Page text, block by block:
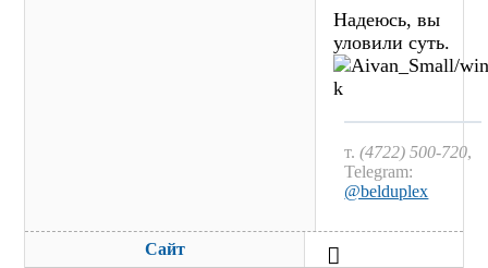
Надеюсь, вы
уловили суть.
т.(4722) 500-720,
Telegram:
@belduplex
Сайт